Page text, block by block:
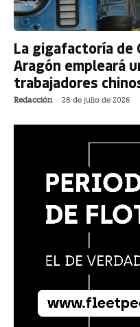
La gigafactoría de
Aragón empleará
trabajadores
Redacción - 28 de julio de 2026